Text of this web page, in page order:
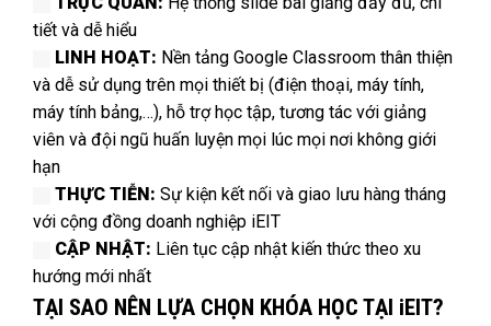
tiết và dễ hiểu
LINH HOẠT: Nền tảng Google Classroom thân thiện
và dễ sử dụng trên mọi thiết bị (điện thoại, máy tính,
máy tính bảng,…), hỗ trợ học tập, tương tác với giảng
viên và đội ngũ huấn luyện mọi lúc mọi nơi không giới
hạn
THỰC TIỄN: Sự kiện kết nối và giao lưu hàng tháng
với cộng đồng doanh nghiệp iEIT
CẬP NHẬT: Liên tục cập nhật kiến thức theo xu
hướng mới nhất
TẠI SAO NÊN LỰA CHỌN KHÓA HỌC TẠI iEIT?